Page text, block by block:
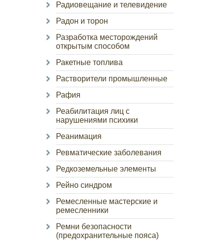
Радиовещание и телевидение
Радон и торон
Разработка месторождений
открытым способом
Ракетные топлива
Растворители промышленные
Рафия
Реабилитация лиц с
нарушениями психики
Реанимация
Ревматические заболевания
Редкоземельные элементы
Рейно синдром
Ремесленные мастерские и
ремесленники
Ремни безопасности
(предохранительные пояса)